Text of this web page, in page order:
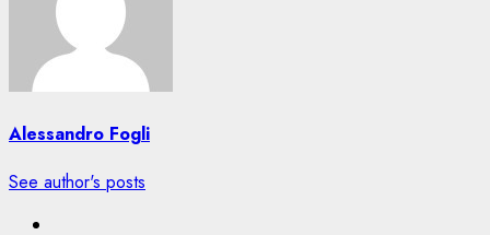
Alessandro Fogli
See author's posts